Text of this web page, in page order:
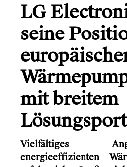
LG
seine
mit breitem
Vielfältiges
energieeffizienten